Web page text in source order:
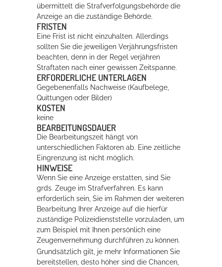
übermittelt die Strafverfolgungsbehörde die
Anzeige an die zuständige Behörde.
FRISTEN
Eine Frist ist nicht einzuhalten. Allerdings
sollten Sie die jeweiligen Verjährungsfristen
beachten, denn in der Regel verjähren
Straftaten nach einer gewissen Zeitspanne.
ERFORDERLICHE UNTERLAGEN
Gegebenenfalls Nachweise (Kaufbelege,
Quittungen oder Bilder)
KOSTEN
keine
BEARBEITUNGSDAUER
Die Bearbeitungszeit hängt von
unterschiedlichen Faktoren ab. Eine zeitliche
Eingrenzung ist nicht möglich.
HINWEISE
Wenn Sie eine Anzeige erstatten, sind Sie
grds. Zeuge im Strafverfahren. Es kann
erforderlich sein, Sie im Rahmen der weiteren
Bearbeitung Ihrer Anzeige auf die hierfür
zuständige Polizeidienststelle vorzuladen, um
zum Beispiel mit Ihnen persönlich eine
Zeugenvernehmung durchführen zu können.
Grundsätzlich gilt, je mehr Informationen Sie
bereitstellen, desto höher sind die Chancen,